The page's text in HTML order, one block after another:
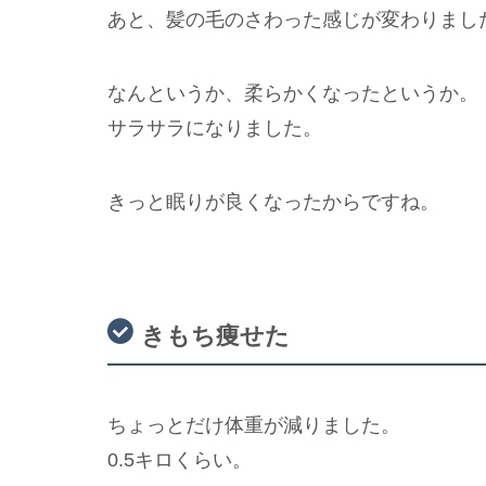
あと、髪の毛のさわった感じが変わりまし
なんというか、柔らかくなったというか。
サラサラになりました。
きっと眠りが良くなったからですね。
きもち痩せた
ちょっとだけ体重が減りました。
0.5キロくらい。